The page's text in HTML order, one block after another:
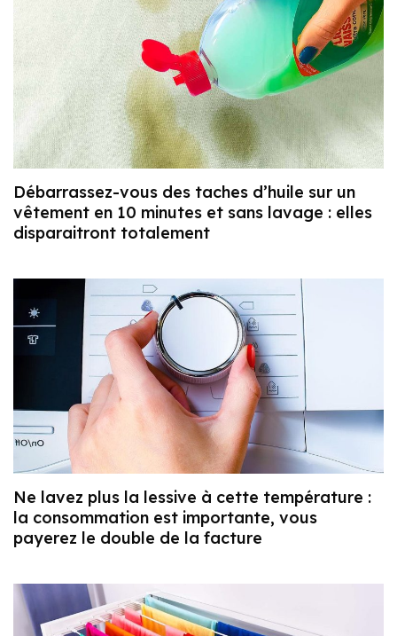
Débarrassez-vous des taches d’huile sur un
vêtement en 10 minutes et sans lavage : elles
disparaitront totalement
Ne lavez plus la lessive à cette température :
la consommation est importante, vous
payerez le double de la facture